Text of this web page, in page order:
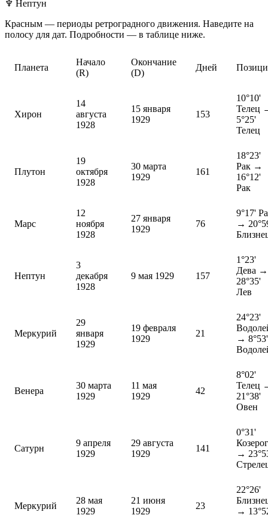
♆ Нептун
Красным — периоды ретроградного движения. Наведите на
полосу для дат. Подробности — в таблице ниже.
Планета
Начало
(R)
Окончание
(D)
Дней
Хирон
14
августа
1928
15 января
1929
153
10°10'
Телец
5°25'
Телец
Плутон
19
октября
1928
30 марта
1929
161
18°23'
Рак →
16°12'
Рак
Марс
12
ноября
1928
27 января
1929
76
9°17'
→
Нептун
3
декабря
1928
9 мая 1929 157
1°23'
Дева →
28°35'
Лев
Меркурий
29
января
1929
19 февраля
1929
21
24°23'
→ 8°53'
Венера
30 марта
1929
11 мая
1929
42
8°02'
Телец
21°38'
Овен
Сатурн
9 апреля
1929
29 августа
1929
141
0°31'
Козерог
→
Меркурий
28 мая
1929
21 июня
1929
23
22°26'
→